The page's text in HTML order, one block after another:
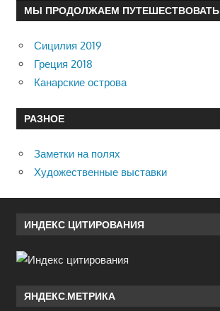
МЫ ПРОДОЛЖАЕМ ПУТЕШЕСТВОВАТЬ
Сицилия 2019
Греция 2018
Канарские острова
РАЗНОЕ
Заметки на полях
Художественные выставки
ИНДЕКС ЦИТИРОВАНИЯ
ЯНДЕКС.МЕТРИКА